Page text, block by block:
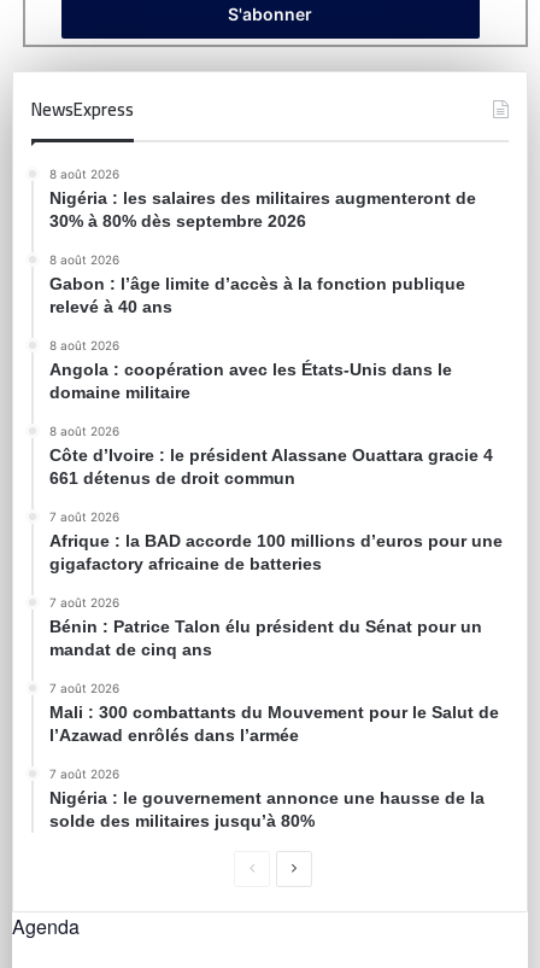
NewsExpress
8 août 2026
Nigéria : les salaires des militaires augmenteront de
30% à 80% dès septembre 2026
8 août 2026
Gabon : l’âge limite d’accès à la fonction publique
relevé à 40 ans
8 août 2026
Angola : coopération avec les États-Unis dans le
domaine militaire
8 août 2026
Côte d’Ivoire : le président Alassane Ouattara gracie 4
661 détenus de droit commun
7 août 2026
Afrique : la BAD accorde 100 millions d’euros pour une
gigafactory africaine de batteries
7 août 2026
Bénin : Patrice Talon élu président du Sénat pour un
mandat de cinq ans
7 août 2026
Mali : 300 combattants du Mouvement pour le Salut de
l’Azawad enrôlés dans l’armée
7 août 2026
Nigéria : le gouvernement annonce une hausse de la
solde des militaires jusqu’à 80%
Agenda